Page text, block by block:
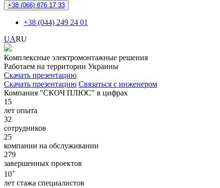
+38 (066) 876 17 33
+38 (044) 249 24 01
UARU
Комплексные электромонтажные решения
Работаем на территории Украины
Скачать презентацию
Скачать презентацию Связаться с инженером
Компания "СКОЧ ПЛЮС" в цифрах
15
лет опыта
32
сотрудников
25
компании на обслуживании
279
завершенных проектов
10+
лет стажа специалистов